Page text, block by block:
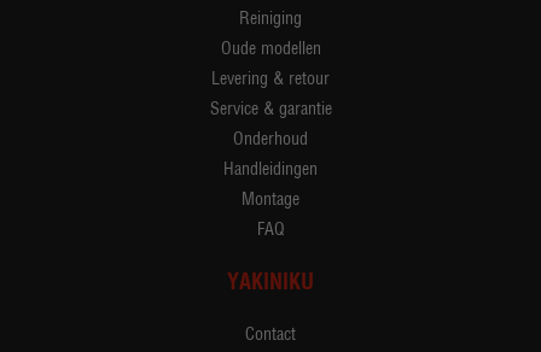
Reiniging
Oude modellen
Levering & retour
Service & garantie
Onderhoud
Handleidingen
Montage
FAQ
YAKINIKU
Contact